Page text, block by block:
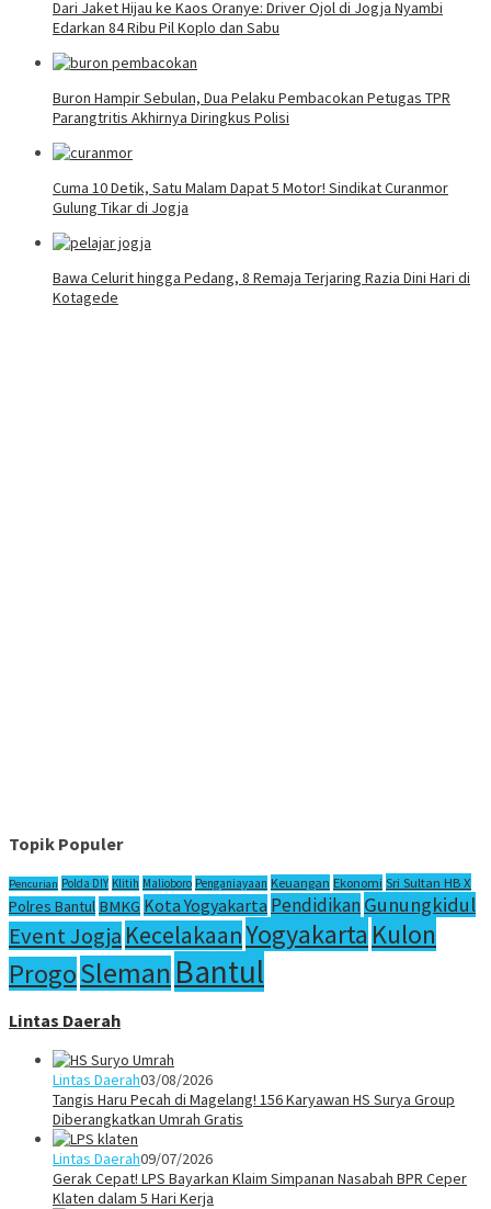
Dari Jaket Hijau ke Kaos Oranye: Driver Ojol di Jogja Nyambi
Edarkan 84 Ribu Pil Koplo dan Sabu
Buron Hampir Sebulan, Dua Pelaku Pembacokan Petugas TPR
Parangtritis Akhirnya Diringkus Polisi
Cuma 10 Detik, Satu Malam Dapat 5 Motor! Sindikat Curanmor
Gulung Tikar di Jogja
Bawa Celurit hingga Pedang, 8 Remaja Terjaring Razia Dini Hari di
Kotagede
Topik Populer
Pencurian Polda DIY Klitih Malioboro Penganiayaan Keuangan Ekonomi Sri Sultan HB X
Polres Bantul BMKG Kota Yogyakarta PendidikanGunungkidul
Event Jogja KecelakaanYogyakarta Kulon
ProgoSleman Bantul
Lintas Daerah
Lintas Daerah03/08/2026
Tangis Haru Pecah di Magelang! 156 Karyawan HS Surya Group
Diberangkatkan Umrah Gratis
Lintas Daerah09/07/2026
Gerak Cepat! LPS Bayarkan Klaim Simpanan Nasabah BPR Ceper
Klaten dalam 5 Hari Kerja